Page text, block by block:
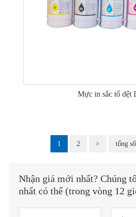
Mực in sắc tố dệt
1 2 > tổng
Nhận giá mới nhất? Chúng
nhất có thể (trong vòng 12